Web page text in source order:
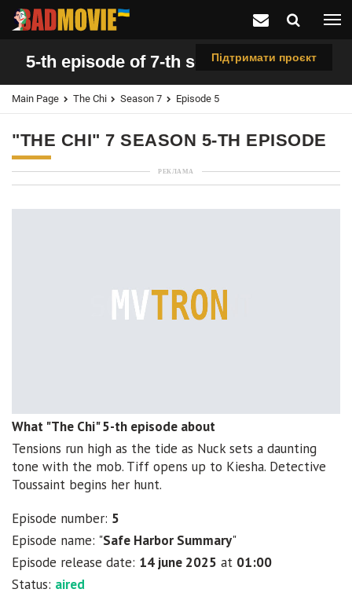
Підтримати проєкт
5-th episode of 7-th season "The Chi"
Main Page The Chi Season 7 Episode 5
"THE CHI" 7 SEASON 5-TH EPISODE
РЕКЛАМА
What "The Chi" 5-th episode about
Tensions run high as the tide as Nuck sets a daunting
tone with the mob. Tiff opens up to Kiesha. Detective
Toussaint begins her hunt.
Episode number: 5
Episode name: "Safe Harbor Summary"
Episode release date: 14 june 2025 at 01:00
Status: aired